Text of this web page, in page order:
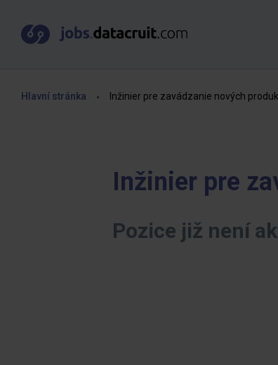
Hlavní stránka Inžinier pre zavádzanie nových
Inžinier pre
Pozice již není